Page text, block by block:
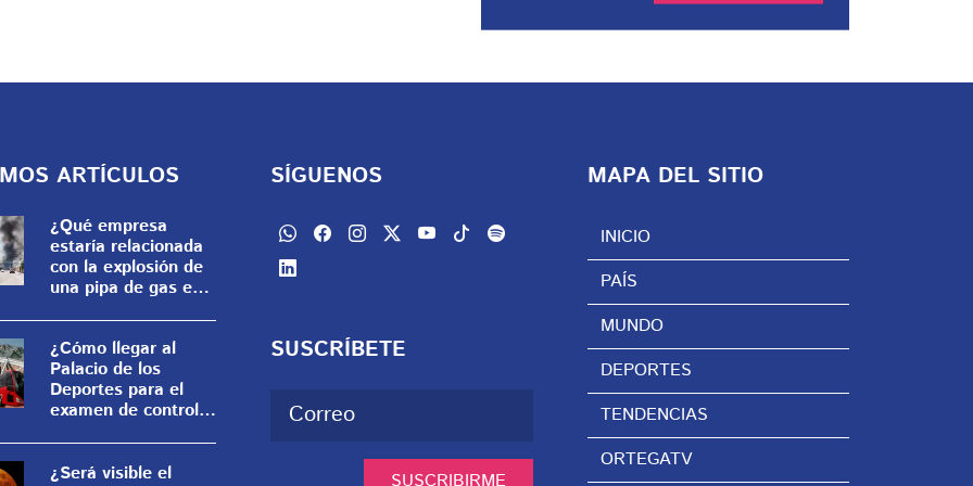
ARTÍCULOS
¿Qué empresa
estaría relacionada
con la explosión de
una pipa de gas en
Cuernavaca?
¿Cómo llegar al
Palacio de los
Deportes para el
examen de control
¿Será visible el
SÍGUENOS
SUSCRÍBETE
SUSCRIBIRME
MAPA DEL SITIO
INICIO
PAÍS
MUNDO
DEPORTES
TENDENCIAS
ORTEGATV